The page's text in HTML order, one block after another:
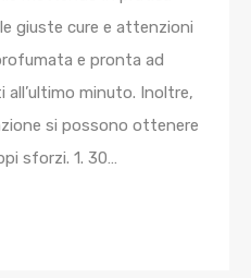
giuste cure e attenzioni
e pronta ad
all’ultimo minuto. Inoltre,
si possono ottenere
sforzi. 1. 30…